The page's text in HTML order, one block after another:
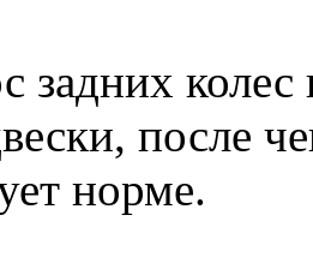
задних
после
норме.